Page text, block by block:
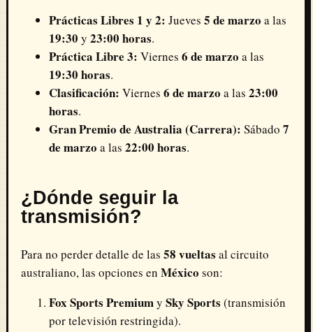
Prácticas Libres 1 y 2: Jueves 5 de marzo a las
19:30 y 23:00 horas.
Práctica Libre 3: Viernes 6 de marzo a las
19:30 horas.
Clasificación: Viernes 6 de marzo a las 23:00
horas.
Gran Premio de Australia (Carrera): Sábado 7
de marzo a las 22:00 horas.
¿Dónde seguir la
transmisión?
Para no perder detalle de las 58 vueltas al circuito
australiano, las opciones en México son:
Fox Sports Premiumy Sky Sports (transmisión
por televisión restringida).